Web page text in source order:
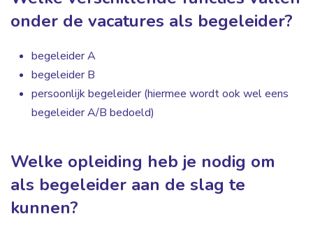
onder de vacatures als begeleider?
begeleider A
begeleider B
persoonlijk begeleider (hiermee wordt ook wel eens
begeleider A/B bedoeld)
Welke opleiding heb je nodig om
als begeleider aan de slag te
kunnen?